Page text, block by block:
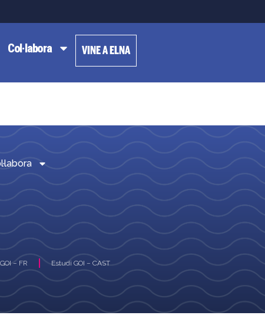
Col·labora VINE A ELNA
– FR Estudi GOI – CAST